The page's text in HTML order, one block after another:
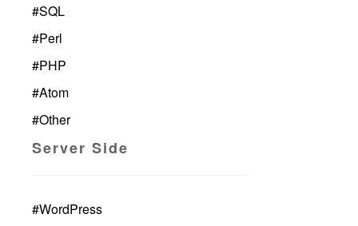
#SQL
#Perl
#PHP
#Atom
#Other
Server Side
#WordPress